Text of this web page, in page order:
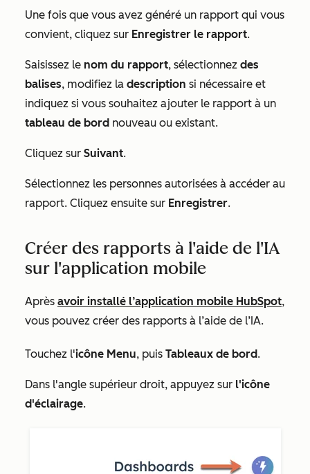
Une fois que vous avez généré un rapport qui vous
convient, cliquez sur Enregistrer le rapport.
Saisissez le nom du rapport, sélectionnez des
balises, modifiez la description si nécessaire et
indiquez si vous souhaitez ajouter le rapport à un
tableau de bord nouveau ou existant.
Cliquez sur Suivant.
Sélectionnez les personnes autorisées à accéder au
rapport. Cliquez ensuite sur Enregistrer.
Créer des rapports à l'aide de l'IA
sur l'application mobile
Après avoir installé l’application mobile HubSpot,
vous pouvez créer des rapports à l’aide de l’IA.
Touchez l'icône Menu, puis Tableaux de bord.
Dans l'angle supérieur droit, appuyez sur l'icône
d'éclairage.